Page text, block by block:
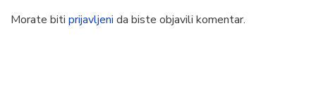
Morate biti prijavljeni da biste objavili komentar.